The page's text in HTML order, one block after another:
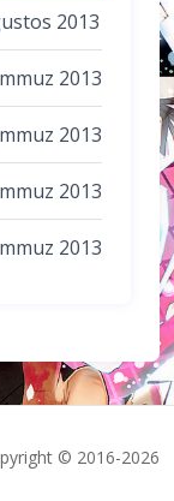
2013
2013
2013
2013
2013
© 2016-2026